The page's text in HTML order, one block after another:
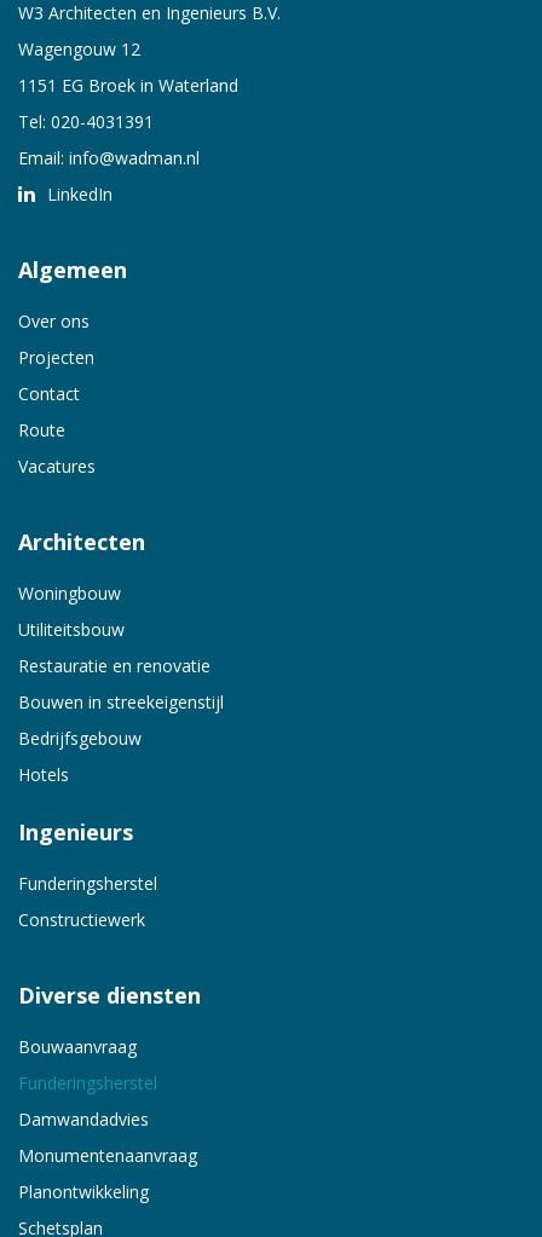
W3 Architecten en Ingenieurs B.V.
Wagengouw 12
1151 EG Broek in Waterland
Tel: 020-4031391
Email: info@wadman.nl
LinkedIn
Algemeen
Over ons
Projecten
Contact
Route
Vacatures
Architecten
Woningbouw
Utiliteitsbouw
Restauratie en renovatie
Bouwen in streekeigenstijl
Bedrijfsgebouw
Hotels
Ingenieurs
Funderingsherstel
Constructiewerk
Diverse diensten
Bouwaanvraag
Funderingsherstel
Damwandadvies
Monumentenaanvraag
Planontwikkeling
Schetsplan